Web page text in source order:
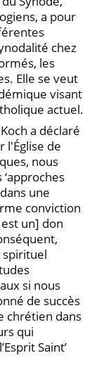
a pour
chez
les
Elle se veut
visant
actuel.
a déclaré
l'Église de
nous
une
conviction
est un] don
si nous
de succès
chrétien dans
qui
Saint’